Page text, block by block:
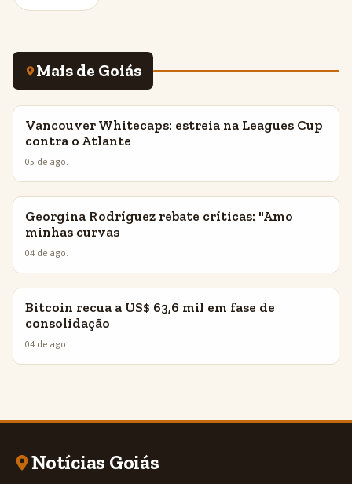
Mais de Goiás
INSIGHTS
Vancouver Whitecaps: estreia na Leagues Cup
contra o Atlante
05 de ago.
INSIGHTS
Georgina Rodríguez rebate críticas: "Amo
minhas curvas
04 de ago.
INSIGHTS
Bitcoin recua a US$ 63,6 mil em fase de
consolidação
04 de ago.
Notícias Goiás